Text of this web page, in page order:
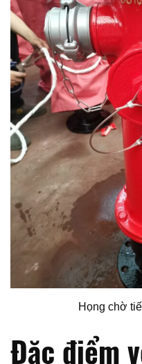
Họng chờ
Đặc điểm